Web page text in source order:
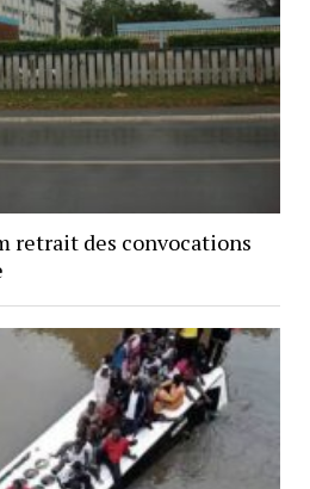
retrait des convocations